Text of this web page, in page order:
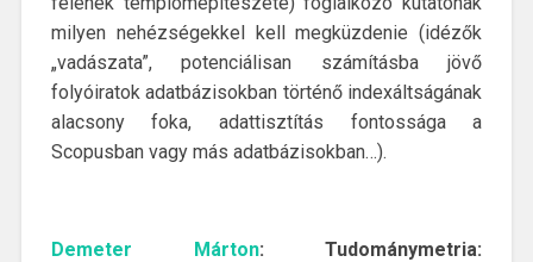
milyen nehézségekkel kell megküzdenie (idézők
„vadászata”, potenciálisan számításba jövő
folyóiratok adatbázisokban történő indexáltságának
alacsony foka, adattisztítás fontossága a
Scopusban vagy más adatbázisokban…).
Demeter Márton: Tudománymetria: